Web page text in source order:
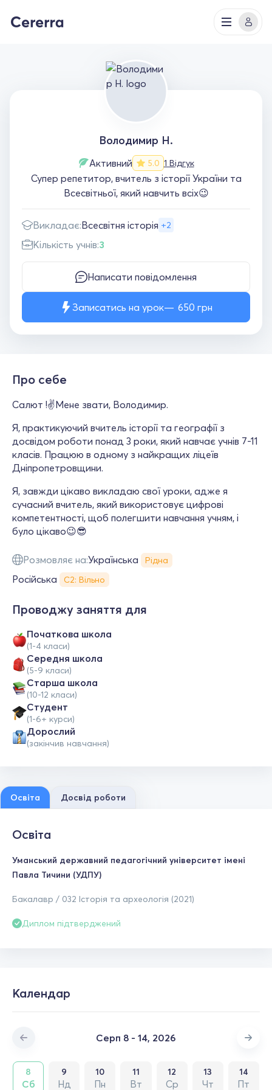
Володимир Н.
Активний 5.0 1 Відгук
Супер репетитор, вчитель з історії України та
Всесвітньої, який навчить всіх😉
Викладає:Всесвітня історія +2
Кількість учнів:3
Написати повідомлення
Записатись на урок 650 грн
Про себе
Салют !✌Мене звати, Володимир.
Я, практикуючий вчитель історії та географії з
досвідом роботи понад 3 роки, який навчає учнів 7-11
класів. Працюю в одному з найкращих ліцеїв
Дніпропетровщини.
Я, завжди цікаво викладаю свої уроки, адже я
сучасний вчитель, який використовує цифрові
компетентності, щоб полегшити навчання учням, і
було цікаво😉😎
Розмовляє на:Українська Рідна
Російська С2: Вільно
Проводжу заняття для
Початкова школа
(1-4 класи)
Середня школа
(5-9 класи)
Старша школа
(10-12 класи)
Студент
(1-6+ курси)
Дорослий
(закінчив навчання)
Освіта Досвід роботи
Освіта
Уманський державний педагогічний університет імені
Павла Тичини (УДПУ)
Бакалавр / 032 Історія та археологія (2021)
Диплом підтверджений
Календар
Серп 8 - 14, 2026
8
Сб
9
Нд
10
Пн
11
Вт
12
Ср
13
Чт
14
Пт